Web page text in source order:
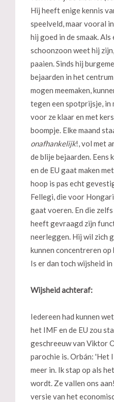
Hij heeft enige kennis
speelveld, maar vooral
hij goed in de smaak.
schoonzoon weet hij
paaien. Sinds hij
bejaarden in het
mogen meemaken,
tegen een spotprijsje, in
voor ze klaar en met
boompje. Elke maand
onafhankelijk!, vol met
de blije bejaarden. Eens
en de EU gaat maken
hoop is pas echt
Fellegi, die voor
gaat voeren. En die
heeft gevraagd zijn
neerleggen. Hij wil zich
kunnen concentreren op
Is er dan toch wijsheid
Wijsheid achteraf:
Iedereen had kunnen
het IMF en de EU zou
geschreeuw van Viktor
parochie is. Orbán: 'Het
meer in. Ik stap op als
wordt. Ze vallen ons
versie van het